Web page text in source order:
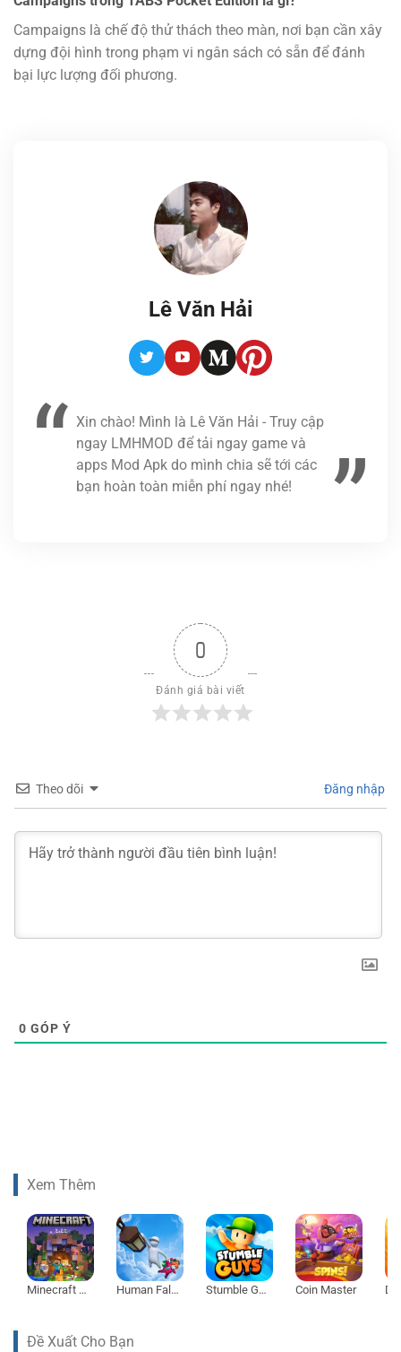
Campaigns là chế độ thử thách theo màn, nơi bạn cần xây
dựng đội hình trong phạm vi ngân sách có sẵn để đánh
bại lực lượng đối phương.
Lê Văn Hải
TwitterYoutubeMediumPinterest
Xin chào! Mình là Lê Văn Hải - Truy cập
ngay LMHMOD để tải ngay game và
apps Mod Apk do mình chia sẽ tới các
bạn hoàn toàn miễn phí ngay nhé!
0
Đánh giá bài viết
Theo dõi Đăng nhập
0 GÓP Ý
Xem Thêm
Minecraft 1.21 Human Fall Flat Stumble Guys Coin Master
Đề Xuất Cho Bạn